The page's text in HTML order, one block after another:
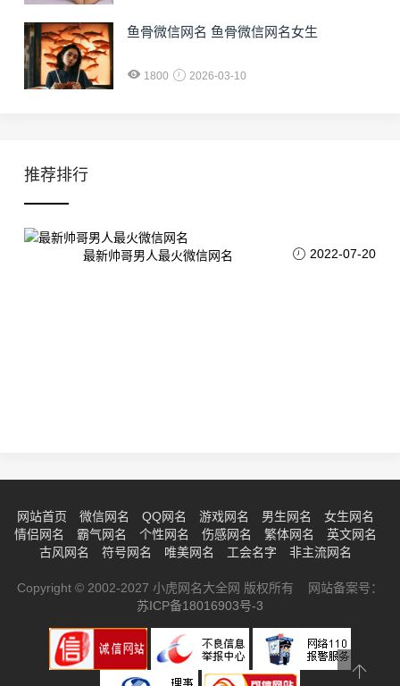
鱼骨微信网名 鱼骨微信网名女生
1800 2026-03-10
推荐排行
最新帅哥男人最火微信网名 2022-07-20
网站首页 微信网名 QQ网名 游戏网名 男生网名
女生网名
情侣网名
霸气网名 个性网名 伤感网名 繁体网名
英文网名
古风网名
符号网名 唯美网名 工会名字 非主流网名
Copyright © 2002-2027 小虎网名大全网 版权所有 网站备案号：
苏ICP备18016903号-3